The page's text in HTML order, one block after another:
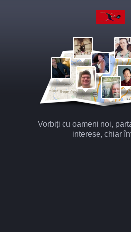
Vorbiți cu oameni noi,
interese, chiar